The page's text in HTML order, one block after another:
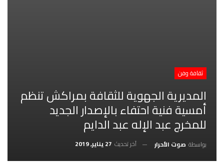
ثقافة وفن
المديرية الجهوية للثقافة بمراكش تنظم
أمسية فنية احتفاء بالإصدار الجديد
للمخرج عبد الإله عبد الدايم
بواسطة صوت الأحرار آخر تحديث 27 يناير, 2019